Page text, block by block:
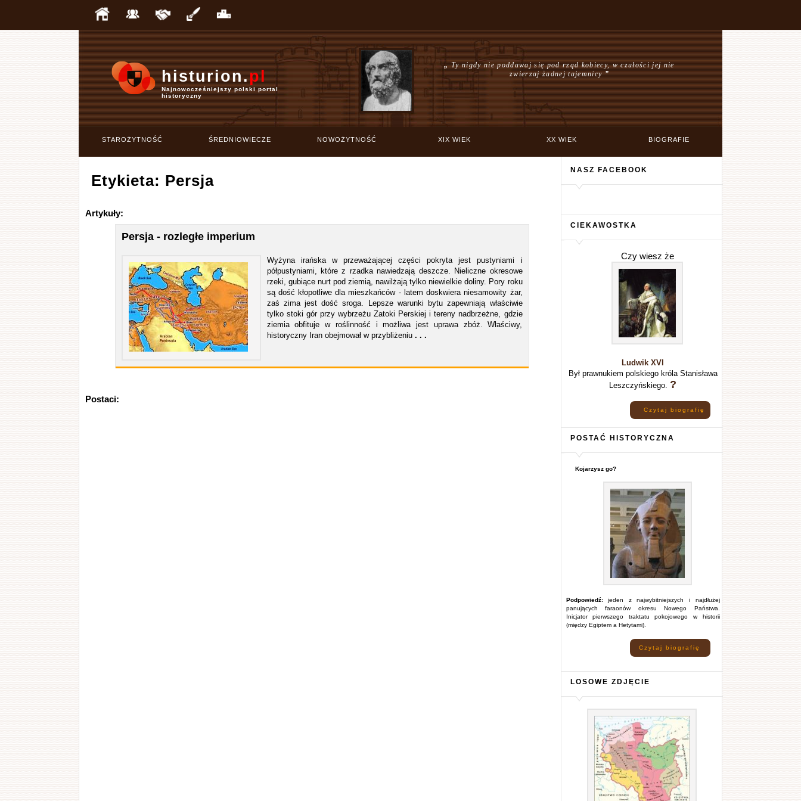
histurion.pl
Najnowocześniejszy polski portal
historyczny
„Ty nigdy nie poddawaj się pod rząd kobiecy, w czułości jej nie
zwierzaj żadnej tajemnicy”
STAROŻYTNOŚĆ ŚREDNIOWIECZE NOWOŻYTNOŚĆ XIX WIEK XX WIEK BIOGRAFIE
Etykieta: Persja
Artykuły:
Persja - rozległe imperium
Wyżyna irańska w przeważającej części pokryta jest pustyniami i
półpustyniami, które z rzadka nawiedzają deszcze. Nieliczne okresowe
rzeki, gubiące nurt pod ziemią, nawilżają tylko niewielkie doliny. Pory roku
są dość kłopotliwe dla mieszkańców - latem doskwiera niesamowity żar,
zaś zima jest dość sroga. Lepsze warunki bytu zapewniają właściwie
tylko stoki gór przy wybrzeżu Zatoki Perskiej i tereny nadbrzeżne, gdzie
ziemia obfituje w roślinność i możliwa jest uprawa zbóż. Właściwy,
historyczny Iran obejmował w przybliżeniu . . .
Postaci:
NASZ FACEBOOK
CIEKAWOSTKA
Czy wiesz że
Ludwik XVI
Był prawnukiem polskiego króla Stanisława
Leszczyńskiego. ?
Czytaj biografię
POSTAĆ HISTORYCZNA
Kojarzysz go?
Podpowiedź:jeden z najwybitniejszych i najdłużej
panujących faraonów okresu Nowego Państwa.
Inicjator pierwszego traktatu pokojowego w historii
(między Egiptem a Hetytami).
Czytaj biografię
LOSOWE ZDJĘCIE